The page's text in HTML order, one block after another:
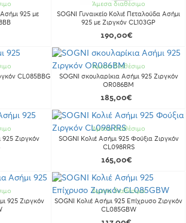
Ασήμι 925 με
Άμεσα διαθέσιμο
SOGNI Γυναικείο Κολιέ Πεταλούδα Ασήμι
925 με Ζιργκόν CL103GP
190,00€
CL085BBG
Άμεσα διαθέσιμο
SOGNI σκουλαρίκια Ασήμι 925 Ζιργκόν
OR086BM
185,00€
925 Ζιργκόν
Άμεσα διαθέσιμο
SOGNI Κολιέ Ασήμι 925 Φούξια Ζιργκόν
CL098RRS
165,00€
925 Ζιργκόν
Άμεσα διαθέσιμο
SOGNI Κολιέ Ασήμι 925 Επίχρυσο Ζιργκόν
CL085GBW